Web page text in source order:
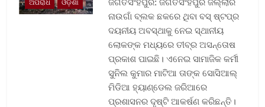
ଅପରାଧ ଓଡ଼ିଶା
ନାଉଗାଁ ବ୍ଲକ ଛକରେ ଥିବା ବସ୍‌ ଷ୍ଟପ୍‌ର
ଦୟନୀୟ ଅବସ୍ଥାକୁ ନେଇ ସ୍ଥାନୀୟ
ଲୋକଙ୍କ ମଧ୍ୟରେ ତୀବ୍ର ଅସନ୍ତୋଷ
ପ୍ରକାଶ ପାଇଛି। ଏନେଇ ସାମାଜିକ କର୍ମୀ
ସୁନିଲ କୁମାର ମାଟିଆ ତାଙ୍କ ସୋସିଆଲ୍‌
ମିଡିଆ ହ୍ୟାଣ୍ଡେଲ ଜରିଆରେ
ପ୍ରଶାସନର ଦୃଷ୍ଟି ଆକର୍ଷଣ କରିଛନ୍ତି।